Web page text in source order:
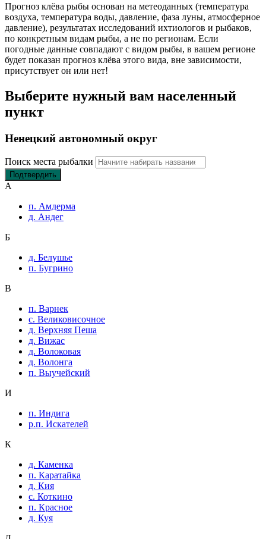
Прогноз клёва рыбы основан на метеоданных (температура
воздуха, температура воды, давление, фаза луны, атмосферное
давление), результатах исследований ихтиологов и рыбаков,
по конкретным видам рыбы, а не по регионам. Если
погодные данные совпадают с видом рыбы, в вашем регионе
будет показан прогноз клёва этого вида, вне зависимости,
присутствует он или нет!
Выберите нужный вам населенный
пункт
Ненецкий автономный округ
Поиск места рыбалки
Подтвердить
А
п. Амдерма
д. Андег
Б
д. Белушье
п. Бугрино
В
п. Варнек
с. Великовисочное
д. Верхняя Пеша
д. Вижас
д. Волоковая
д. Волонга
п. Выучейский
И
п. Индига
р.п. Искателей
К
д. Каменка
п. Каратайка
д. Кия
с. Коткино
п. Красное
д. Куя